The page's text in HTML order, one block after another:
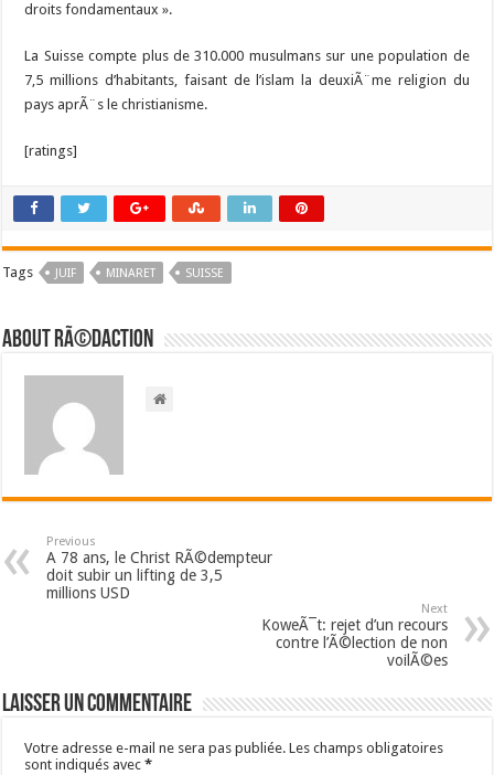
droits fondamentaux ».
La Suisse compte plus de 310.000 musulmans sur une population de
7,5 millions d’habitants, faisant de l’islam la deuxiÃ¨me religion du
pays aprÃ¨s le christianisme.
[ratings]
Tags JUIF MINARET SUISSE
About RÃ©daction
Previous
A 78 ans, le Christ RÃ©dempteur
doit subir un lifting de 3,5
millions USD
Next
KoweÃ¯t: rejet d’un recours
contre l’Ã©lection de non
voilÃ©es
Laisser un commentaire
Votre adresse e-mail ne sera pas publiée. Les champs obligatoires
sont indiqués avec*